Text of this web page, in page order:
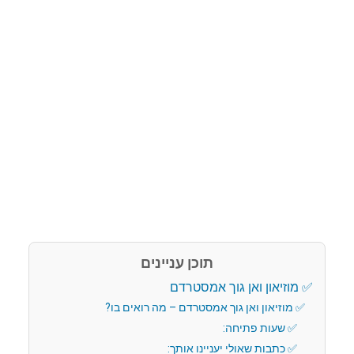
תוכן עניינים
מוזיאון ואן גוך אמסטרדם
מוזיאון ואן גוך אמסטרדם – מה רואים בו?
שעות פתיחה:
כתבות שאולי יעניינו אותך: